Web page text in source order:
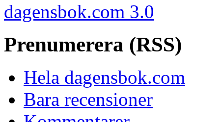
dagensbok.com 3.0
Prenumerera (RSS)
Hela dagensbok.com
Bara recensioner